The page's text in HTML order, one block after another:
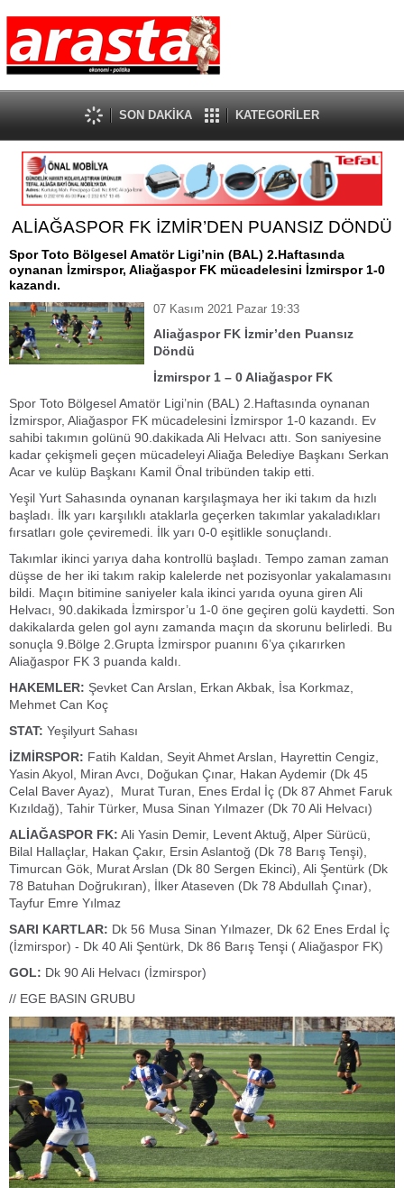
SON DAKİKA KATEGORİLER
ALİAĞASPOR FK İZMİR’DEN PUANSIZ DÖNDÜ
Spor Toto Bölgesel Amatör Ligi’nin (BAL) 2.Haftasında
oynanan İzmirspor, Aliağaspor FK mücadelesini İzmirspor 1-0
kazandı.
07 Kasım 2021 Pazar 19:33
Aliağaspor FK İzmir’den Puansız
Döndü
İzmirspor 1 – 0 Aliağaspor FK
Spor Toto Bölgesel Amatör Ligi’nin (BAL) 2.Haftasında oynanan
İzmirspor, Aliağaspor FK mücadelesini İzmirspor 1-0 kazandı. Ev
sahibi takımın golünü 90.dakikada Ali Helvacı attı. Son saniyesine
kadar çekişmeli geçen mücadeleyi Aliağa Belediye Başkanı Serkan
Acar ve kulüp Başkanı Kamil Önal tribünden takip etti.
Yeşil Yurt Sahasında oynanan karşılaşmaya her iki takım da hızlı
başladı. İlk yarı karşılıklı ataklarla geçerken takımlar yakaladıkları
fırsatları gole çeviremedi. İlk yarı 0-0 eşitlikle sonuçlandı.
Takımlar ikinci yarıya daha kontrollü başladı. Tempo zaman zaman
düşse de her iki takım rakip kalelerde net pozisyonlar yakalamasını
bildi. Maçın bitimine saniyeler kala ikinci yarıda oyuna giren Ali
Helvacı, 90.dakikada İzmirspor’u 1-0 öne geçiren golü kaydetti. Son
dakikalarda gelen gol aynı zamanda maçın da skorunu belirledi. Bu
sonuçla 9.Bölge 2.Grupta İzmirspor puanını 6’ya çıkarırken
Aliağaspor FK 3 puanda kaldı.
HAKEMLER: Şevket Can Arslan, Erkan Akbak, İsa Korkmaz,
Mehmet Can Koç
STAT: Yeşilyurt Sahası
İZMİRSPOR: Fatih Kaldan, Seyit Ahmet Arslan, Hayrettin Cengiz,
Yasin Akyol, Miran Avcı, Doğukan Çınar, Hakan Aydemir (Dk 45
Celal Baver Ayaz), Murat Turan, Enes Erdal İç (Dk 87 Ahmet Faruk
Kızıldağ), Tahir Türker, Musa Sinan Yılmazer (Dk 70 Ali Helvacı)
ALİAĞASPOR FK: Ali Yasin Demir, Levent Aktuğ, Alper Sürücü,
Bilal Hallaçlar, Hakan Çakır, Ersin Aslantoğ (Dk 78 Barış Tenşi),
Timurcan Gök, Murat Arslan (Dk 80 Sergen Ekinci), Ali Şentürk (Dk
78 Batuhan Doğrukıran), İlker Ataseven (Dk 78 Abdullah Çınar),
Tayfur Emre Yılmaz
SARI KARTLAR: Dk 56 Musa Sinan Yılmazer, Dk 62 Enes Erdal İç
(İzmirspor) - Dk 40 Ali Şentürk, Dk 86 Barış Tenşi ( Aliağaspor FK)
GOL: Dk 90 Ali Helvacı (İzmirspor)
// EGE BASIN GRUBU